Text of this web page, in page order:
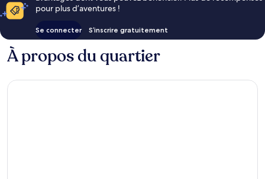
pour plus d’aventures !
Se connecter S’inscrire gratuitement
À propos du quartier